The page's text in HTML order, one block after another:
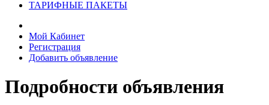
ТАРИФНЫЕ ПАКЕТЫ
Мой Кабинет
Регистрация
Добавить объявление
Подробности объявления